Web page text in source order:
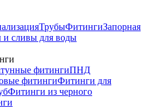
ТрубыФитингиЗапорная
и сливы для воды
фитингиПНД
фитингиФитинги для
Фитинги из черного